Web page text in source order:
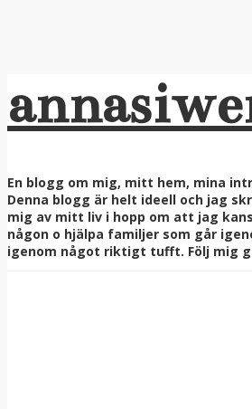
En blogg om mig, mitt hem, mina
Denna blogg är helt ideell och jag
mig av mitt liv i hopp om att jag
någon o hjälpa familjer som går
igenom något riktigt tufft. Följ mig